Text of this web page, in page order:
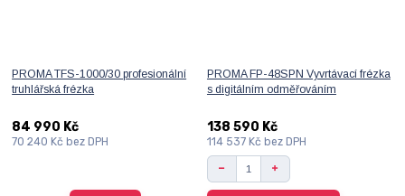
PROMA TFS-1000/30 profesionální
truhlářská frézka
84 990 Kč
70 240 Kčbez DPH
PROMA FP-48SPN Vyvrtávací frézka
s digitálním odměřováním
138 590 Kč
114 537 Kč bez DPH